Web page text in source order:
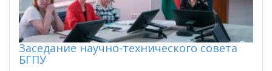
Заседание научно-технического совета
БГПУ